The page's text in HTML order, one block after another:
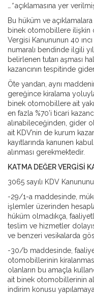
…”açıklamasına yer
Bu hüküm ve
binek otomobillere ilişkin
Vergisi Kanununun 40
numaralı bendinde ilgili
belirlenen tutarı aşması
kazancının tespitinde
Öte yandan, aynı
gereğince kiralama
binek otomobillere ait
en fazla %70’i ticari
alınabileceğinden, gider
ait KDV’nin de kurum
kayıtlarında kanunen
alınması gerekmektedir.
KATMA DEĞER VERGİSİ
3065 sayılı KDV
-29/1-a maddesinde,
işlemler üzerinden
hüküm olmadıkça,
teslim ve hizmetler
ve benzeri vesikalarda
-30/b maddesinde,
otomobillerinin
olanların bu amaçla
ait binek otomobillerinin
indirim konusu